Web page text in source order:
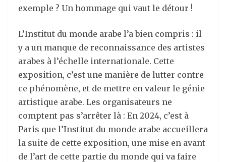
exemple ? Un hommage qui vaut le détour !
L’Institut du monde arabe l’a bien compris : il
y a un manque de reconnaissance des artistes
arabes à l’échelle internationale. Cette
exposition, c’est une manière de lutter contre
ce phénomène, et de mettre en valeur le génie
artistique arabe. Les organisateurs ne
comptent pas s’arrêter là : En 2024, c’est à
Paris que l’Institut du monde arabe accueillera
la suite de cette exposition, une mise en avant
de l’art de cette partie du monde qui va faire